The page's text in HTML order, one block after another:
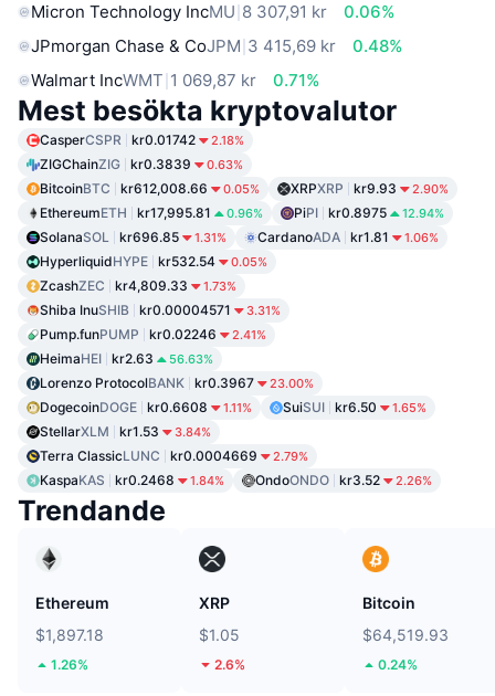
Micron Technology IncMU 8 307,91 kr
0.06%
JPmorgan Chase & CoJPM 3 415,69 kr
0.48%
Walmart IncWMT 1 069,87 kr 0.71%
Mest besökta kryptovalutor
CasperCSPR kr0.01742 2.18%
ZIGChainZIG kr0.3839 0.63%
BitcoinBTC kr612,008.66 0.05% XRPXRP kr9.93 2.90%
EthereumETH kr17,995.81 0.96% PiPI kr0.8975 12.94%
SolanaSOL kr696.85 1.31% CardanoADA kr1.81 1.06%
HyperliquidHYPE kr532.54 0.05%
ZcashZEC kr4,809.33 1.73%
Shiba InuSHIB kr0.00004571 3.31%
Pump.funPUMP kr0.02246 2.41%
HeimaHEI kr2.63 56.63%
Lorenzo ProtocolBANK kr0.3967 23.00%
DogecoinDOGE kr0.6608 1.11% SuiSUI kr6.50 1.65%
StellarXLM kr1.53 3.84%
Terra ClassicLUNC kr0.0004669 2.79%
KaspaKAS kr0.2468 1.84% OndoONDO kr3.52 2.26%
Trendande
Ethereum
$1,897.18
1.26%
XRP
$1.05
2.6%
Bitcoin
$64,519.93
0.24%